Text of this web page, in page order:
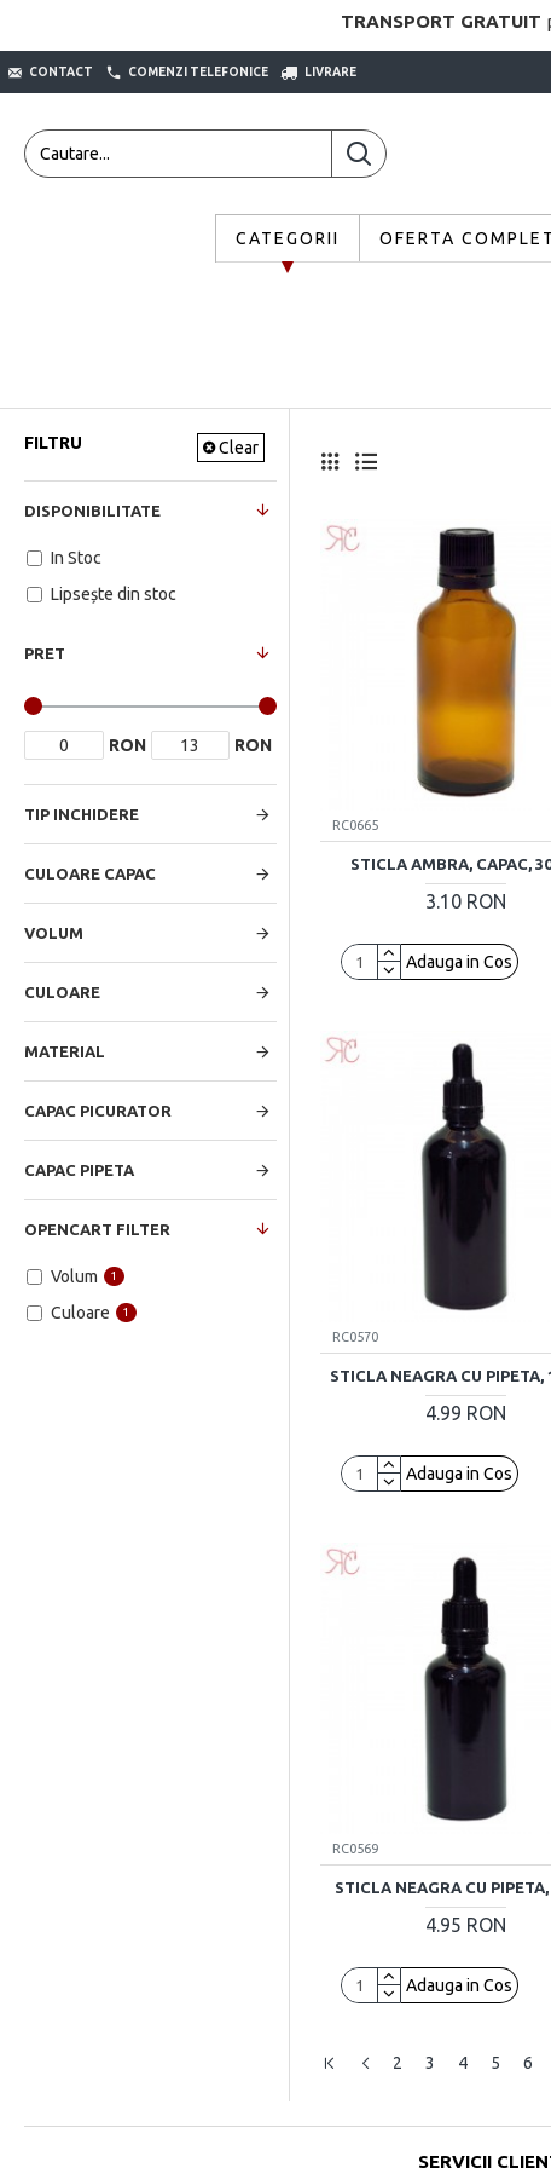
TRANSPORT GRATUIT
CONTACT COMENZI TELEFONICE LIVRARE
CATEGORII OFERTA
FILTRU Clear
PRET
RON RON
TIP INCHIDERE
CULOARE CAPAC
VOLUM
CULOARE
MATERIAL
CAPAC PICURATOR
CAPAC PIPETA
OPENCART FILTER
Volum 1
Culoare 1
DISPONIBILITATE
In Stoc
Lipsește din stoc
RC0665
STICLA AMBRA, CAPAC,
3.10 RON
Adauga in Cos
RC0570
STICLA NEAGRA CU PIPETA,
4.99 RON
Adauga in Cos
RC0569
STICLA NEAGRA CU
4.95 RON
Adauga in Cos
2 3 4 5 6
SERVICII